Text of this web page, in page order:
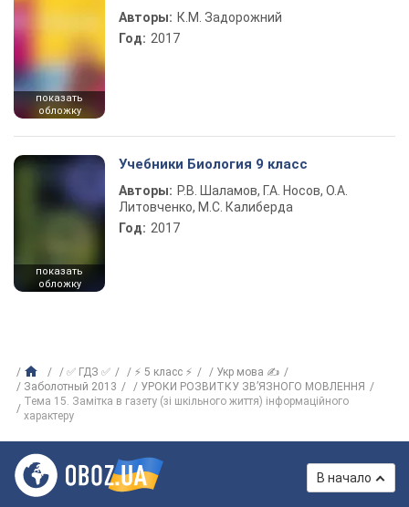
показать
обложку
Авторы: К.М. Задорожний
Год: 2017
показать
обложку
Учебники Биология 9 класс
Авторы: Р.В. Шаламов, Г.А. Носов, О.А.
Литовченко, М.С. Калиберда
Год: 2017
✅ ГДЗ ✅ ⚡ 5 класс ⚡
Укр мова ✍
Заболотный 2013
УРОКИ РОЗВИТКУ ЗВ’ЯЗНОГО МОВЛЕННЯ
Тема 15. Замітка в газету (зі шкільного життя) інформаційного
характеру
В начало